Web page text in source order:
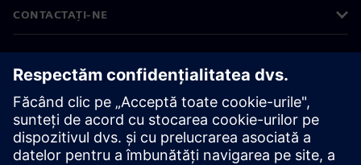
CONTACTAȚI-NE
©Siemens2026